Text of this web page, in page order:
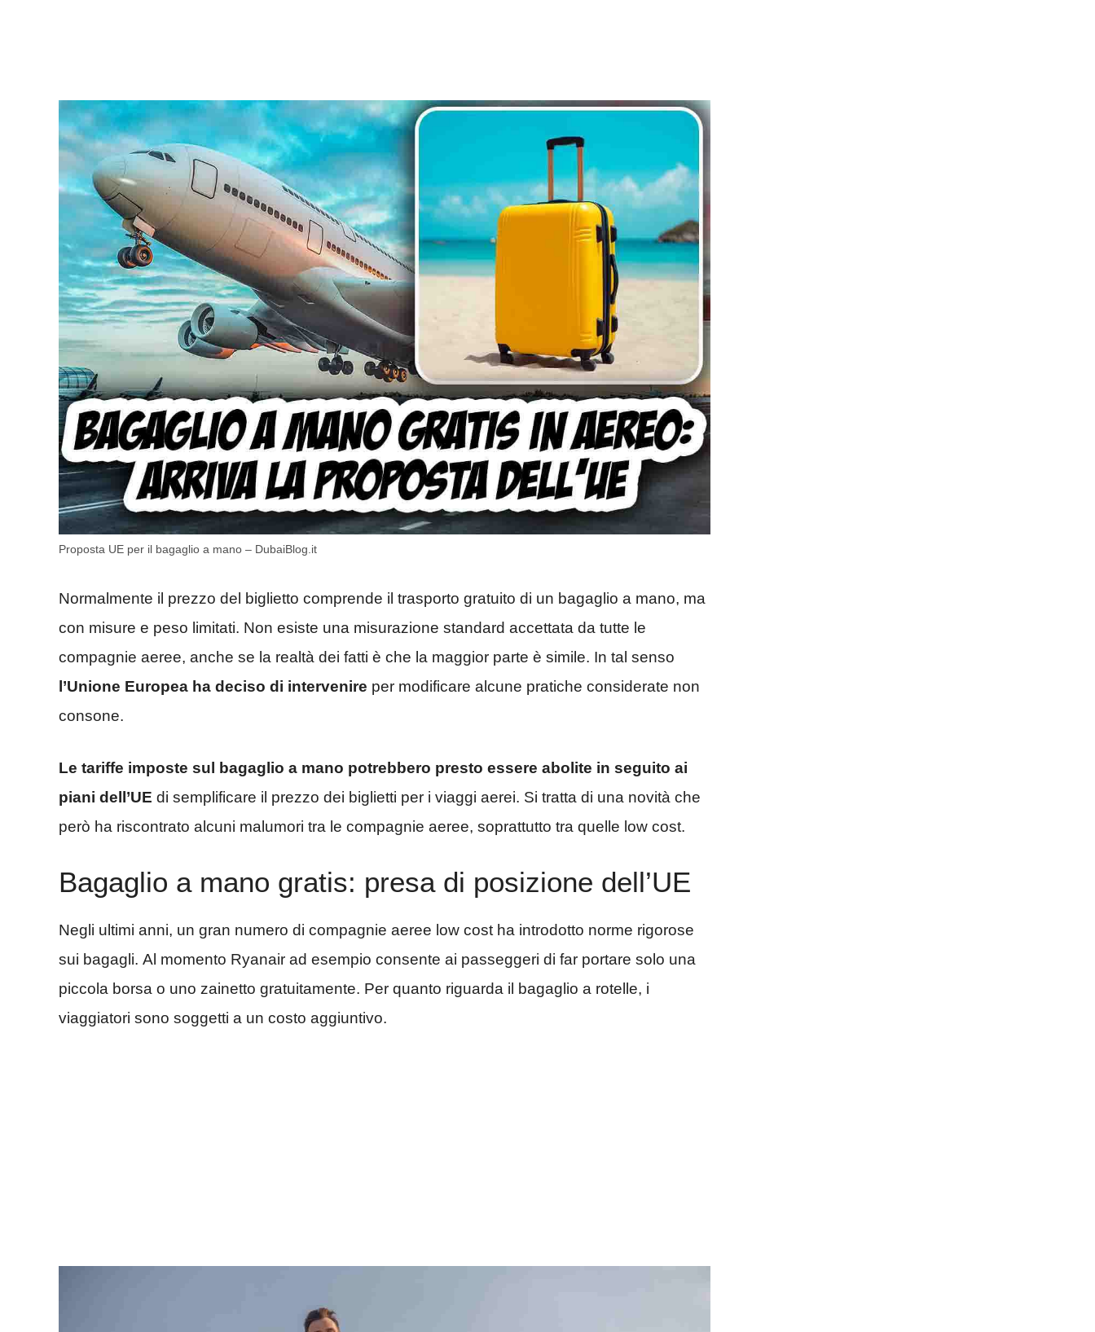
Proposta UE per il bagaglio a mano – DubaiBlog.it
Normalmente il prezzo del biglietto comprende il trasporto gratuito di un bagaglio a mano, ma
con misure e peso limitati. Non esiste una misurazione standard accettata da tutte le
compagnie aeree, anche se la realtà dei fatti è che la maggior parte è simile. In tal senso
l’Unione Europea ha deciso di intervenire per modificare alcune pratiche considerate non
consone.
Le tariffe imposte sul bagaglio a mano potrebbero presto essere abolite in seguito ai
piani dell’UE di semplificare il prezzo dei biglietti per i viaggi aerei. Si tratta di una novità che
però ha riscontrato alcuni malumori tra le compagnie aeree, soprattutto tra quelle low cost.
Bagaglio a mano gratis: presa di posizione dell’UE
Negli ultimi anni, un gran numero di compagnie aeree low cost ha introdotto norme rigorose
sui bagagli. Al momento Ryanair ad esempio consente ai passeggeri di far portare solo una
piccola borsa o uno zainetto gratuitamente. Per quanto riguarda il bagaglio a rotelle, i
viaggiatori sono soggetti a un costo aggiuntivo.